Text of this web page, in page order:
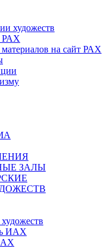
художеств
РАХ
на сайт РАХ
ЗАЛЫ
ИАХ